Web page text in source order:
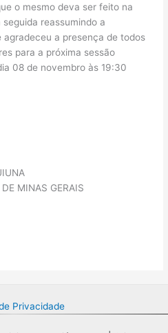
o mesmo deva ser feito na
reassumindo a
agradeceu a presença de todos
para a próxima sessão
08 de novembro às 19:30
MINAS GERAIS
Privacidade